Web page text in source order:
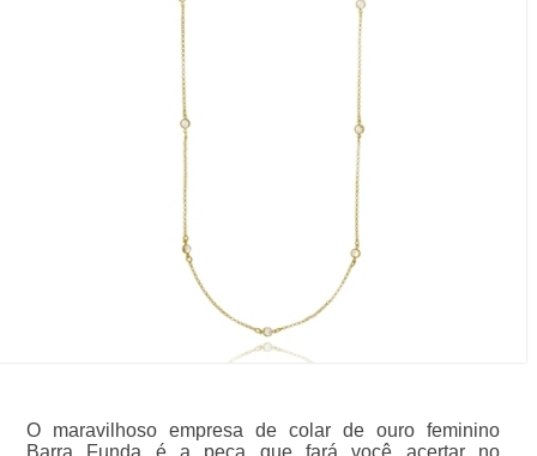
O maravilhoso empresa de colar de ouro feminino
Barra Funda é a peça que fará você acertar no